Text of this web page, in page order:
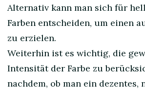
Alternativ kann man sich für
Farben entscheiden, um einen
zu erzielen.
Weiterhin ist es wichtig, die
Intensität der Farbe zu
nachdem, ob man ein dezentes,